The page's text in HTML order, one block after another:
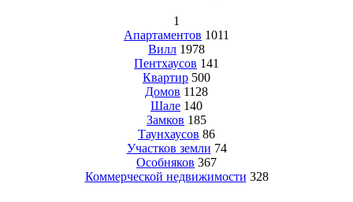
1
Апартаментов 1011
Вилл 1978
Пентхаусов 141
Квартир 500
Домов 1128
Шале 140
Замков 185
Таунхаусов 86
Участков земли 74
Особняков 367
Коммерческой недвижимости 328